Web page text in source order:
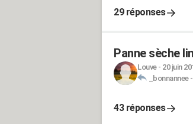
29 réponses
Panne sèche
Louve- 20 juin
_bonnannee-
43 réponses